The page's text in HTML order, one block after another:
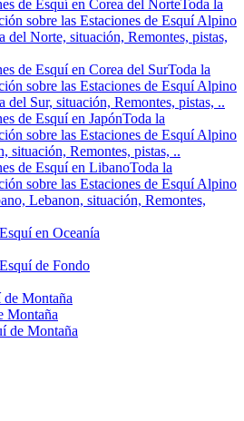
de Esquí en Corea del NorteToda la
sobre las Estaciones de Esquí Alpino
del Norte, situación, Remontes, pistas,
de Esquí en Corea del SurToda la
sobre las Estaciones de Esquí Alpino
del Sur, situación, Remontes, pistas, ..
de Esquí en JapónToda la
sobre las Estaciones de Esquí Alpino
situación, Remontes, pistas, ..
de Esquí en LibanoToda la
sobre las Estaciones de Esquí Alpino
Lebanon, situación, Remontes,
en Oceanía
de Fondo
Montaña
Montaña
de Montaña